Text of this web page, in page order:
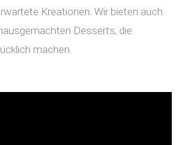
Kreationen. Wir bieten auch
Desserts, die
machen.